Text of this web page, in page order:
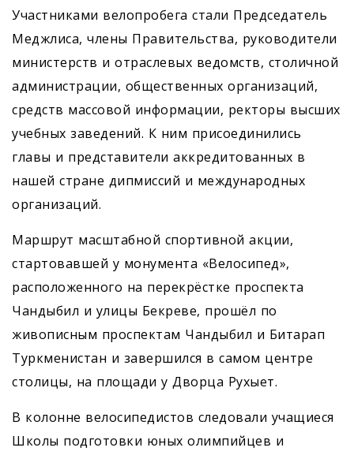
Участниками велопробега стали Председатель
Меджлиса, члены Правительства, руководители
министерств и отраслевых ведомств, столичной
администрации, общественных организаций,
средств массовой информации, ректоры высших
учебных заведений. К ним присоединились
главы и представители аккредитованных в
нашей стране дипмиссий и международных
организаций.
Маршрут масштабной спортивной акции,
стартовавшей у монумента «Велосипед»,
расположенного на перекрёстке проспекта
Чандыбил и улицы Бекреве, прошёл по
живописным проспектам Чандыбил и Битарап
Туркменистан и завершился в самом центре
столицы, на площади у Дворца Рухыет.
В колонне велосипедистов следовали учащиеся
Школы подготовки юных олимпийцев и